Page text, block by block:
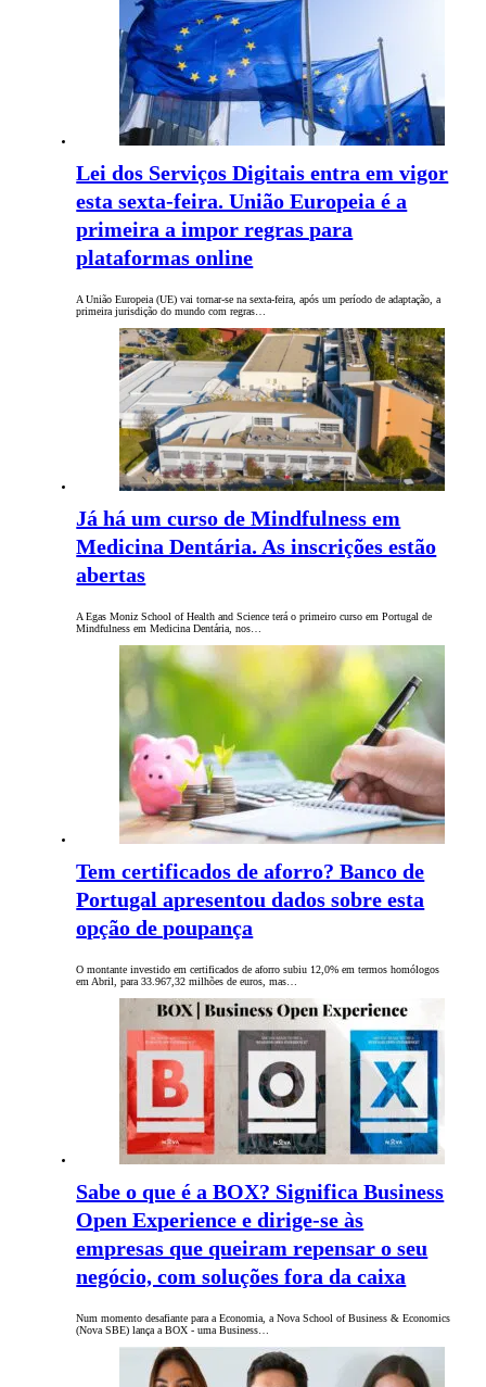
Lei dos Serviços Digitais entra em vigor
esta sexta-feira. União Europeia é a
primeira a impor regras para
plataformas online
A União Europeia (UE) vai tornar-se na sexta-feira, após um período de adaptação, a
primeira jurisdição do mundo com regras…
Já há um curso de Mindfulness em
Medicina Dentária. As inscrições estão
abertas
A Egas Moniz School of Health and Science terá o primeiro curso em Portugal de
Mindfulness em Medicina Dentária, nos…
Tem certificados de aforro? Banco de
Portugal apresentou dados sobre esta
opção de poupança
O montante investido em certificados de aforro subiu 12,0% em termos homólogos
em Abril, para 33.967,32 milhões de euros, mas…
Sabe o que é a BOX? Significa Business
Open Experience e dirige-se às
empresas que queiram repensar o seu
negócio, com soluções fora da caixa
Num momento desafiante para a Economia, a Nova School of Business & Economics
(Nova SBE) lança a BOX - uma Business…